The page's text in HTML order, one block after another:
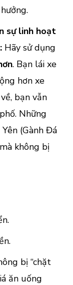
sự linh hoạt
Hãy sử dụng
. Bạn lái xe
hơn xe
bạn vẫn
Những
(Gành Đá
không bị
bị “chặt
ăn uống